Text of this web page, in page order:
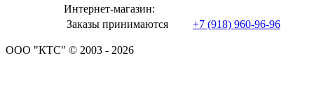
Интернет-магазин:
Заказы принимаются
+7 (918) 960-96-96
ООО "КТС" © 2003 - 2026